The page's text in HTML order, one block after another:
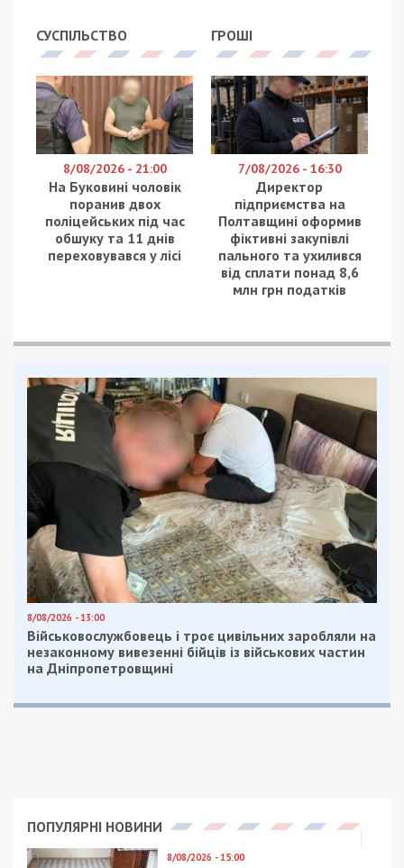
СУСПІЛЬСТВО
8/08/2026 - 21:00
На Буковині чоловік
поранив двох
поліцейських під час
обшуку та 11 днів
переховувався у лісі
ГРОШІ
7/08/2026 - 16:30
Директор
підприємства на
Полтавщині оформив
фіктивні закупівлі
пального та ухилився
від сплати понад 8,6
млн грн податків
8/08/2026 - 13:00
Військовослужбовець і троє цивільних заробляли на
незаконному вивезенні бійців із військових частин
на Дніпропетровщині
ПОПУЛЯРНІ НОВИНИ
8/08/2026 - 15:00